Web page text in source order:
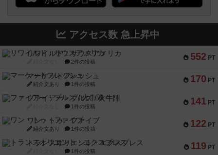
アクセス数 急上昇中
552 PT
リワイルド：サウスアメリカ
2件の投稿
170 PT
マーケットフレッシュ
紹介文あり 1件の投稿
141 PT
ファイアー・ブルズ / 火牛陣
1件の投稿
122 PT
ワン・トゥ・ファイブ
紹介文あり 1件の投稿
119 PT
トランスオリエント・エクスプレス
1件の投稿